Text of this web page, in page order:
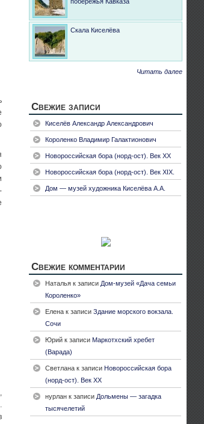
,
Скала Киселёва
Читать далее
Свежие записи
Киселёв Александр Александрович
Короленко Владимир Галактионович
Новороссийская бора (норд-ост). Век XX
Новороссийская бора (норд-ост). Век XIX.
Дом — музей художника Киселёва А.А.
Свежие комментарии
Наталья к записи Дом-музей «Дача семьи
Короленко»
Елена к записи Здание морского вокзала.
Сочи
Юрий к записи Маркотхский хребет
(Варада)
Светлана к записи Новороссийская бора
(норд-ост). Век XX
нурлан к записи Дольмены — загадка
тысячелетий